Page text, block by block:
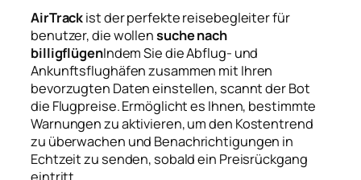
AirTrackist der perfekte reisebegleiter für
benutzer, die wollensuche nach
billigflügenIndem Sie die Abflug- und
Ankunftsflughäfen zusammen mit Ihren
bevorzugten Daten einstellen, scannt der Bot
die Flugpreise. Ermöglicht es Ihnen, bestimmte
Warnungen zu aktivieren, um den Kostentrend
zu überwachen und Benachrichtigungen in
Echtzeit zu senden, sobald ein Preisrückgang